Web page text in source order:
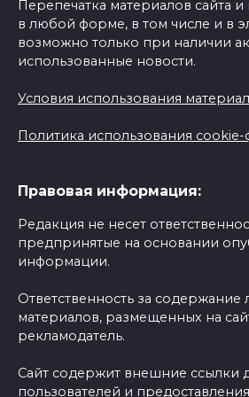
Перепечатка материалов сайта
в любой форме, в том числе и в
возможно только при наличии
использованные новости.
Условия использования
Политика использования cookie-
Правовая информация:
Редакция не несет
предпринятые на основании
информации.
Ответственность за
материалов, размещенных на
рекламодатель.
Сайт содержит внешние ссылки
пользователей и